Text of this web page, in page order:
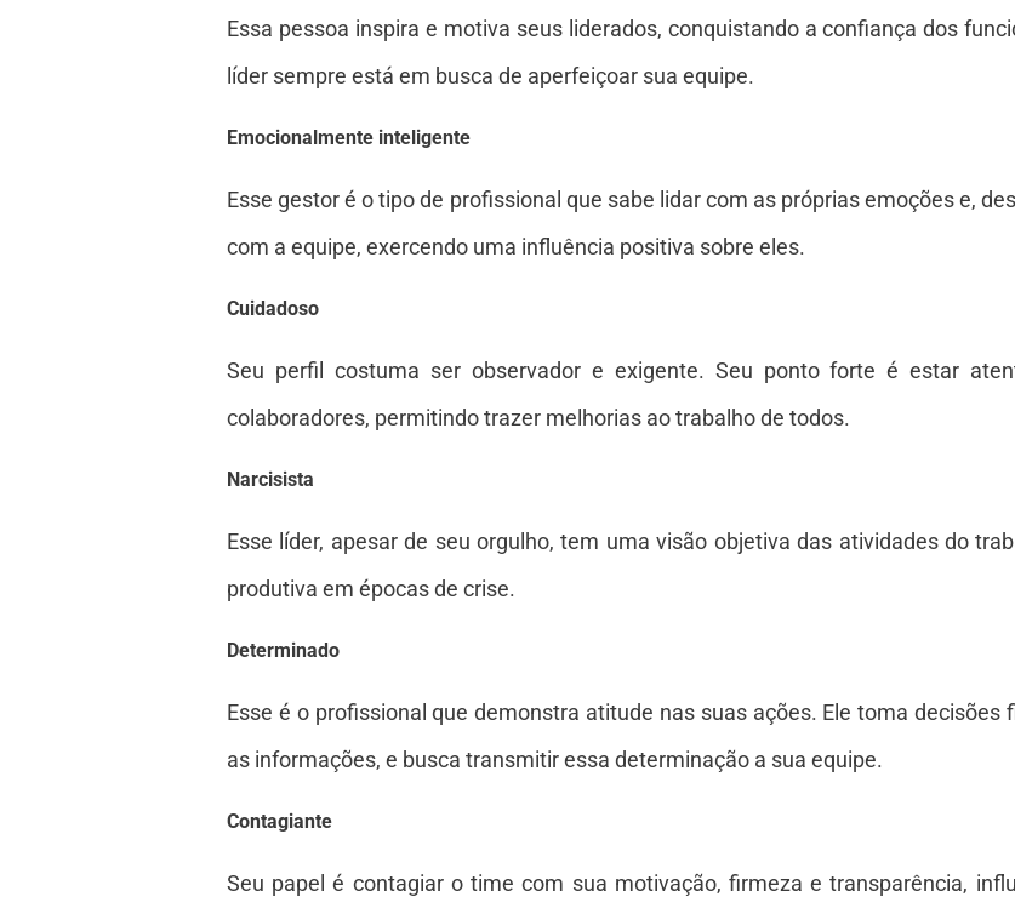
Essa pessoa inspira e motiva seus liderados, conquistando a confiança dos
líder sempre está em busca de aperfeiçoar sua equipe.
Emocionalmente inteligente
Esse gestor é o tipo de profissional que sabe lidar com as próprias emoções e,
com a equipe, exercendo uma influência positiva sobre eles.
Cuidadoso
Seu perfil costuma ser observador e exigente. Seu ponto forte é estar
colaboradores, permitindo trazer melhorias ao trabalho de todos.
Narcisista
Esse líder, apesar de seu orgulho, tem uma visão objetiva das atividades do
produtiva em épocas de crise.
Determinado
Esse é o profissional que demonstra atitude nas suas ações. Ele toma
as informações, e busca transmitir essa determinação a sua equipe.
Contagiante
Seu papel é contagiar o time com sua motivação, firmeza e transparência,